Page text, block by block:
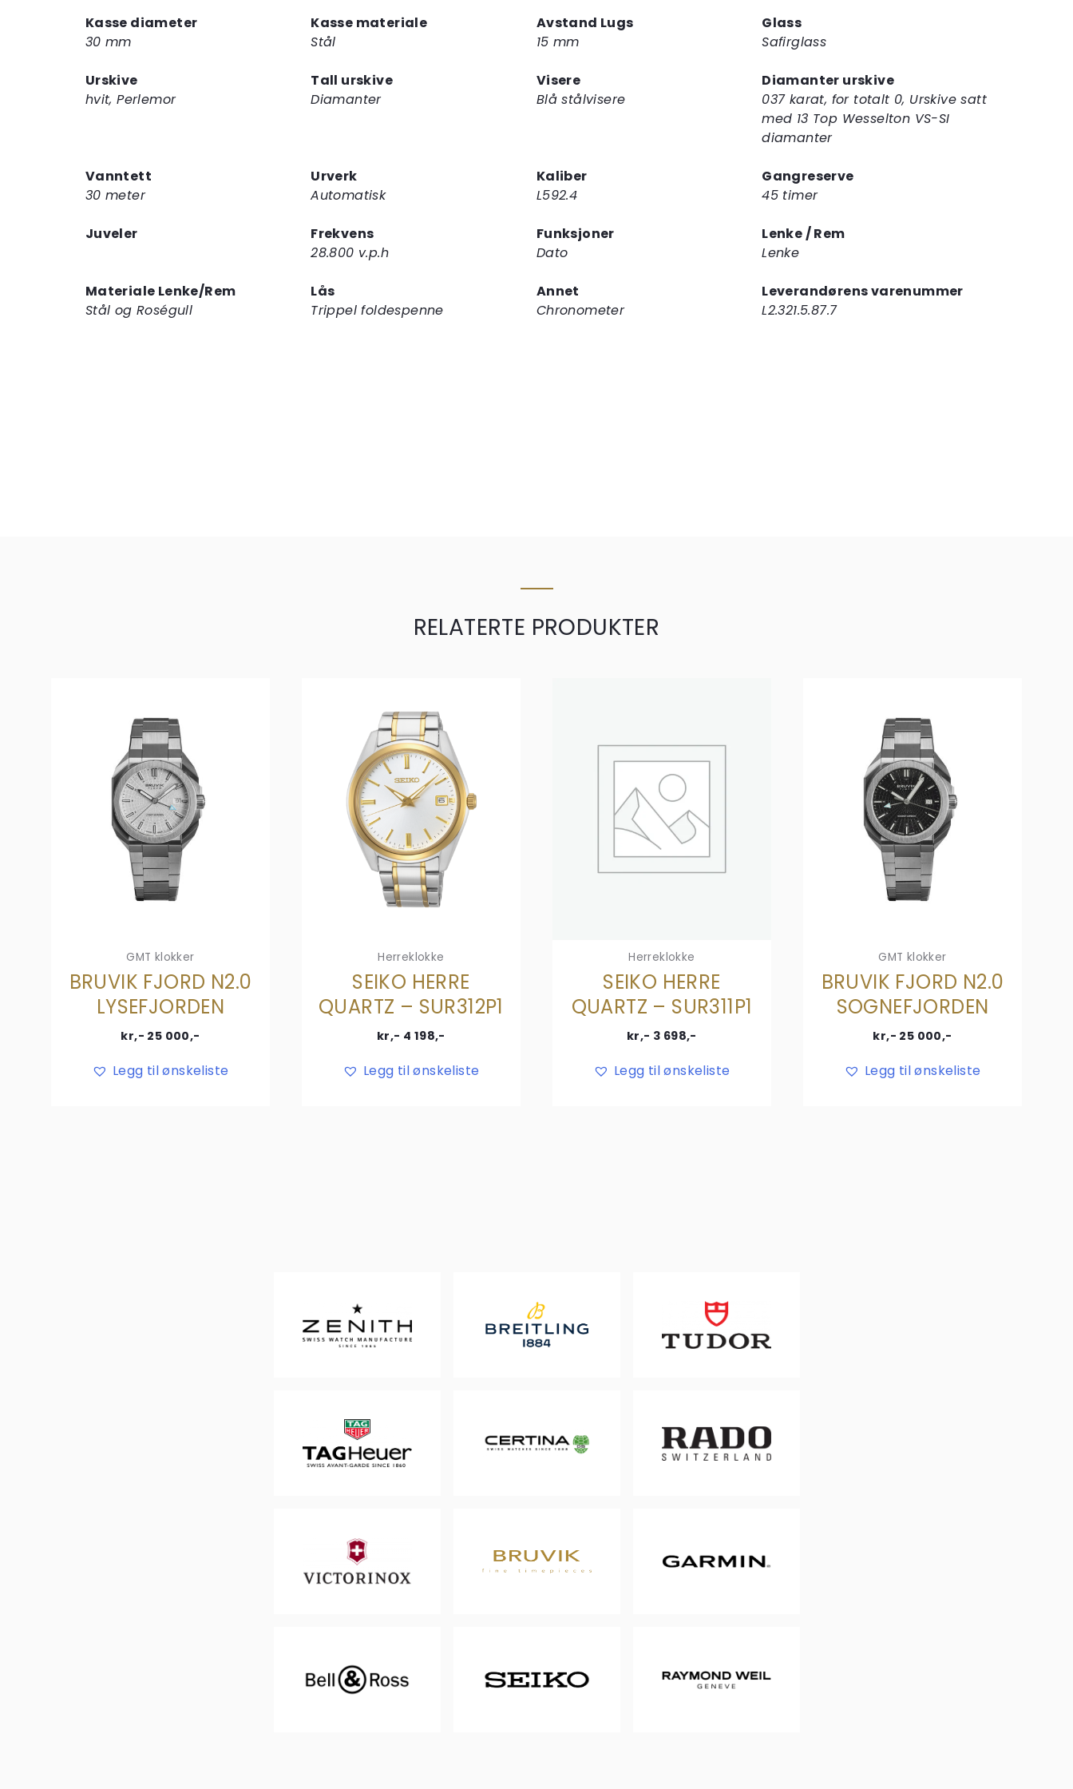
Kasse diameter
30 mm
Kasse materiale
Stål
Avstand Lugs
15 mm
Glass
Safirglass
Urskive
hvit, Perlemor
Tall urskive
Diamanter
Visere
Blå stålvisere
Diamanter urskive
037 karat, for totalt 0, Urskive satt
med 13 Top Wesselton VS-SI
diamanter
Vanntett
30 meter
Urverk
Automatisk
Kaliber
L592.4
Gangreserve
45 timer
Juveler
Frekvens
28.800 v.p.h
Funksjoner
Dato
Lenke / Rem
Lenke
Materiale Lenke/Rem
Stål og Roségull
Lås
Trippel foldespenne
Annet
Chronometer
Leverandørens varenummer
L2.321.5.87.7
RELATERTE PRODUKTER
GMT klokker
BRUVIK FJORD N2.0
LYSEFJORDEN
kr,- 25 000,-
Legg til ønskeliste
Herreklokke
SEIKO HERRE
QUARTZ – SUR312P1
kr,- 4 198,-
Legg til ønskeliste
Herreklokke
SEIKO HERRE
QUARTZ – SUR311P1
kr,- 3 698,-
Legg til ønskeliste
GMT klokker
BRUVIK FJORD N2.0
SOGNEFJORDEN
kr,- 25 000,-
Legg til ønskeliste